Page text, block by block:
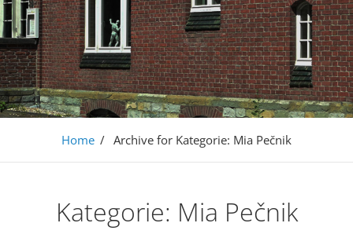
Home / Archive for Kategorie: Mia Pečnik
Kategorie: Mia Pečnik